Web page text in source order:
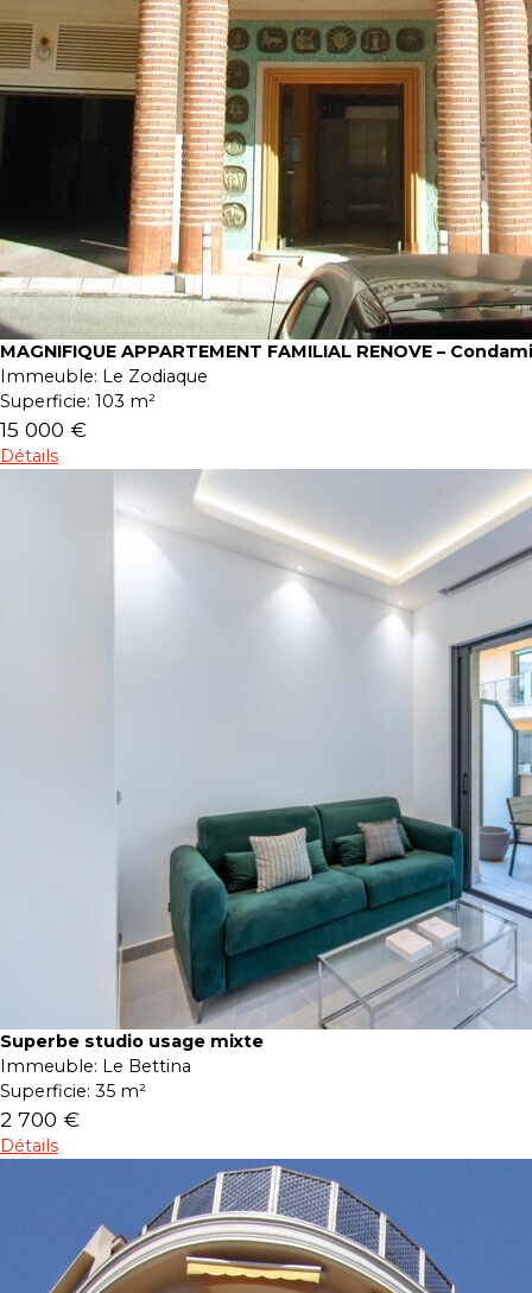
MAGNIFIQUE APPARTEMENT FAMILIAL RENOVE –
Immeuble: Le Zodiaque
Superficie: 103 m²
15 000 €
Détails
Superbe studio usage mixte
Immeuble: Le Bettina
Superficie: 35 m²
2 700 €
Détails